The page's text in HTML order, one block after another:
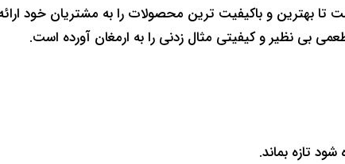
تا بهترین و باکیفیت ترین محصولات را به مشتریان خود
بی نظیر و کیفیتی مثال زدنی را به ارمغان آورده است.
تازه بماند.